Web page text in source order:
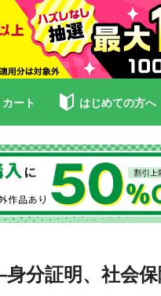
カート はじめての方へ
分証明、社会